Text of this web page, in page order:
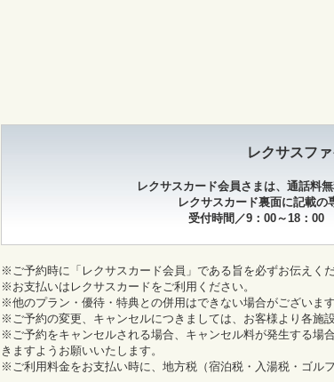
レクサスフ
レクサスカード会員さまは、通話料
レクサスカード裏面に記載の
受付時間／9：00～18：
※ご予約時に「レクサスカード会員」である旨を必ずお伝えくだ
※お支払いはレクサスカードをご利用ください。
※他のプラン・優待・特典との併用はできない場合がございます
※ご予約の変更、キャンセルにつきましては、お客様より各施設
※ご予約をキャンセルされる場合、キャンセル料が発生する場
きますようお願いいたします。
※ご利用料金をお支払い時に、地方税（宿泊税・入湯税・ゴル